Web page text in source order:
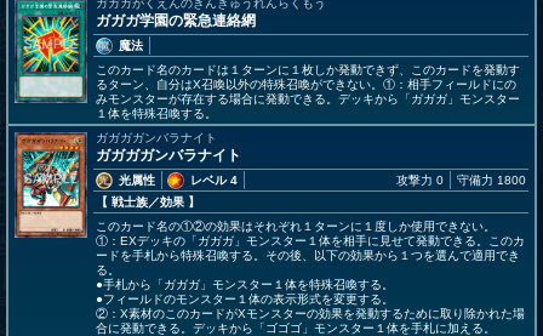
ガガガがくえんのきんきゅうれんらくもう
ガガガ学園の緊急連絡網
魔法
このカード名のカードは１ターンに１枚しか発動できず、このカードを発動す
るターン、自分はX召喚以外の特殊召喚ができない。①：相手フィールドにの
みモンスターが存在する場合に発動できる。デッキから「ガガガ」モンスター
１体を特殊召喚する。
ガガガガンバラナイト
ガガガガンバラナイト
光属性
レベル 4
【 戦士族／効果 】
攻撃力 0 守備力 1800
このカード名の①②の効果はそれぞれ１ターンに１度しか使用できない。
①：EXデッキの「ガガガ」モンスター１体を相手に見せて発動できる。このカ
ードを手札から特殊召喚する。その後、以下の効果から１つを選んで適用でき
る。
●手札から「ガガガ」モンスター１体を特殊召喚する。
●フィールドのモンスター１体の表示形式を変更する。
②：X素材のこのカードがXモンスターの効果を発動するために取り除かれた場
合に発動できる。デッキから「ゴゴゴ」モンスター１体を手札に加える。